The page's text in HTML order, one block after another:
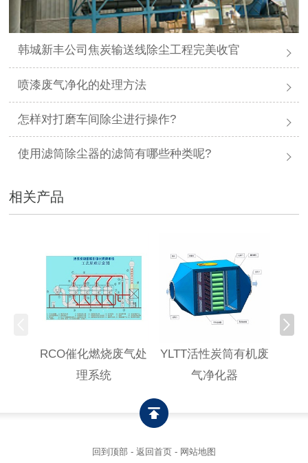
韩城新丰公司焦炭输送线除尘工程完美收官
喷漆废气净化的处理方法
怎样对打磨车间除尘进行操作?
使用滤筒除尘器的滤筒有哪些种类呢?
相关产品
RCO催化燃烧废气处
理系统
YLTT活性炭筒有机废
气净化器
回到顶部 - 返回首页 - 网站地图